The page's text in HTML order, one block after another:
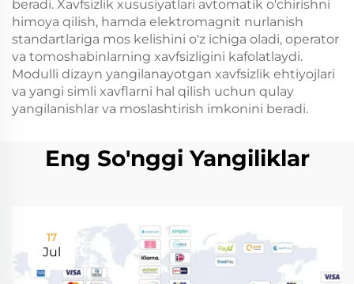
beradi. Xavfsizlik xususiyatlari avtomatik o'chirishni
himoya qilish, hamda elektromagnit nurlanish
standartlariga mos kelishini o'z ichiga oladi, operator
va tomoshabinlarning xavfsizligini kafolatlaydi.
Modulli dizayn yangilanayotgan xavfsizlik ehtiyojlari
va yangi simli xavflarni hal qilish uchun qulay
yangilanishlar va moslashtirish imkonini beradi.
Eng So'nggi Yangiliklar
17
Jul